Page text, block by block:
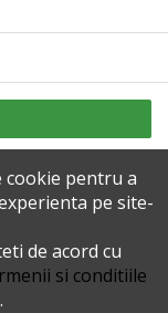
cookie pentru a
pe site-
de acord cu
si conditiile